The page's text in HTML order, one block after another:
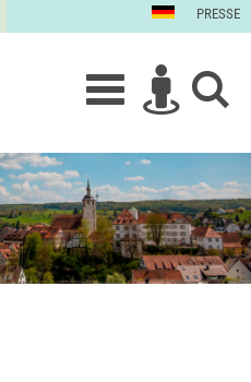
PRESSE